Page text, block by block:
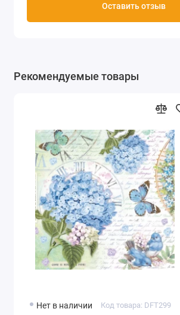
Оставить отзыв
Рекомендуемые товары
Нет в наличии Код товара: DFT299